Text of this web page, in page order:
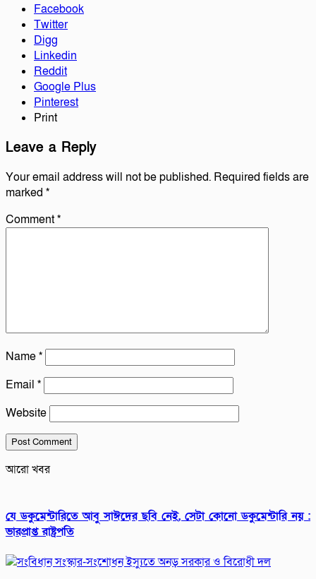
Facebook
Twitter
Digg
Linkedin
Reddit
Google Plus
Pinterest
Print
Leave a Reply
Your email address will not be published. Required fields are
marked *
Comment*
Name*
Email *
Website
আরো খবর
যে ডকুমেন্টারিতে আবু সাঈদের ছবি নেই, সেটা কোনো ডকুমেন্টারি নয় :
ভারপ্রাপ্ত রাষ্ট্রপতি